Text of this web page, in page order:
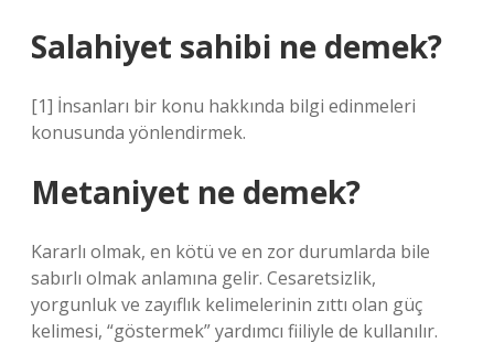
Salahiyet sahibi ne demek?
[1] İnsanları bir konu hakkında bilgi edinmeleri
konusunda yönlendirmek.
Metaniyet ne demek?
Kararlı olmak, en kötü ve en zor durumlarda bile
sabırlı olmak anlamına gelir. Cesaretsizlik,
yorgunluk ve zayıflık kelimelerinin zıttı olan güç
kelimesi, “göstermek” yardımcı fiiliyle de kullanılır.